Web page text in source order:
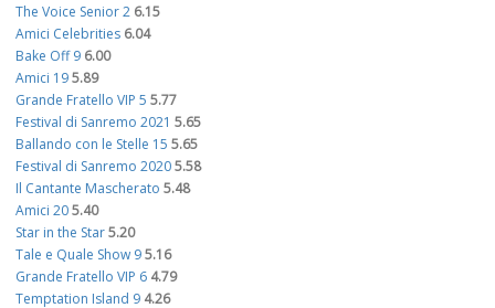
The Voice Senior 2 6.15
Amici Celebrities 6.04
Bake Off 9 6.00
Amici 195.89
Grande Fratello VIP 5 5.77
Festival di Sanremo 2021 5.65
Ballando con le Stelle 15 5.65
Festival di Sanremo 20205.58
Il Cantante Mascherato 5.48
Amici 205.40
Star in the Star5.20
Tale e Quale Show 95.16
Grande Fratello VIP 6 4.79
Temptation Island 9 4.26